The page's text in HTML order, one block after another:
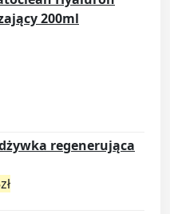
200ml
regenerująca
zł